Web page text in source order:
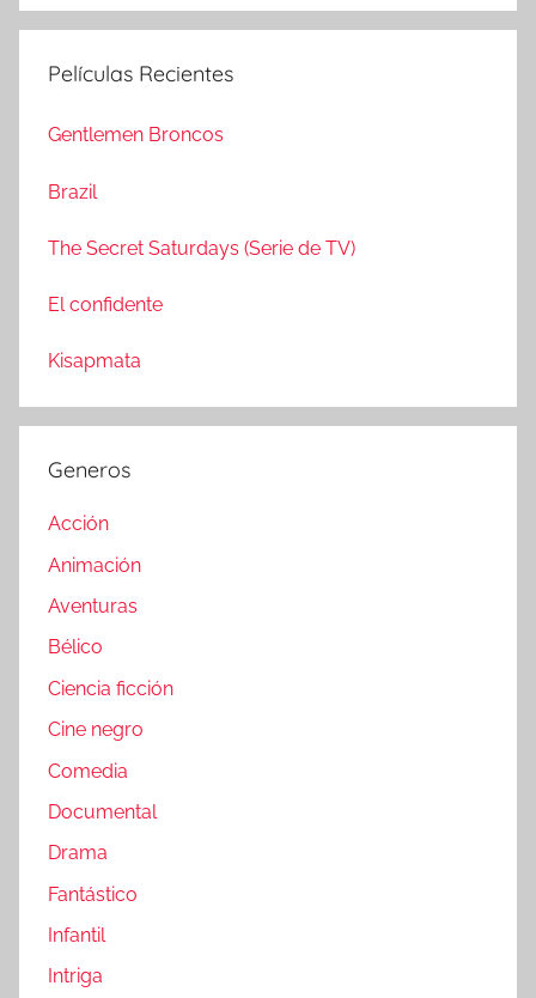
s
a
:
u
Películas Recientes
Gentlemen Broncos
Brazil
The Secret Saturdays (Serie de TV)
El confidente
Kisapmata
Generos
Acción
Animación
Aventuras
Bélico
Ciencia ficción
Cine negro
Comedia
Documental
Drama
Fantástico
Infantil
Intriga